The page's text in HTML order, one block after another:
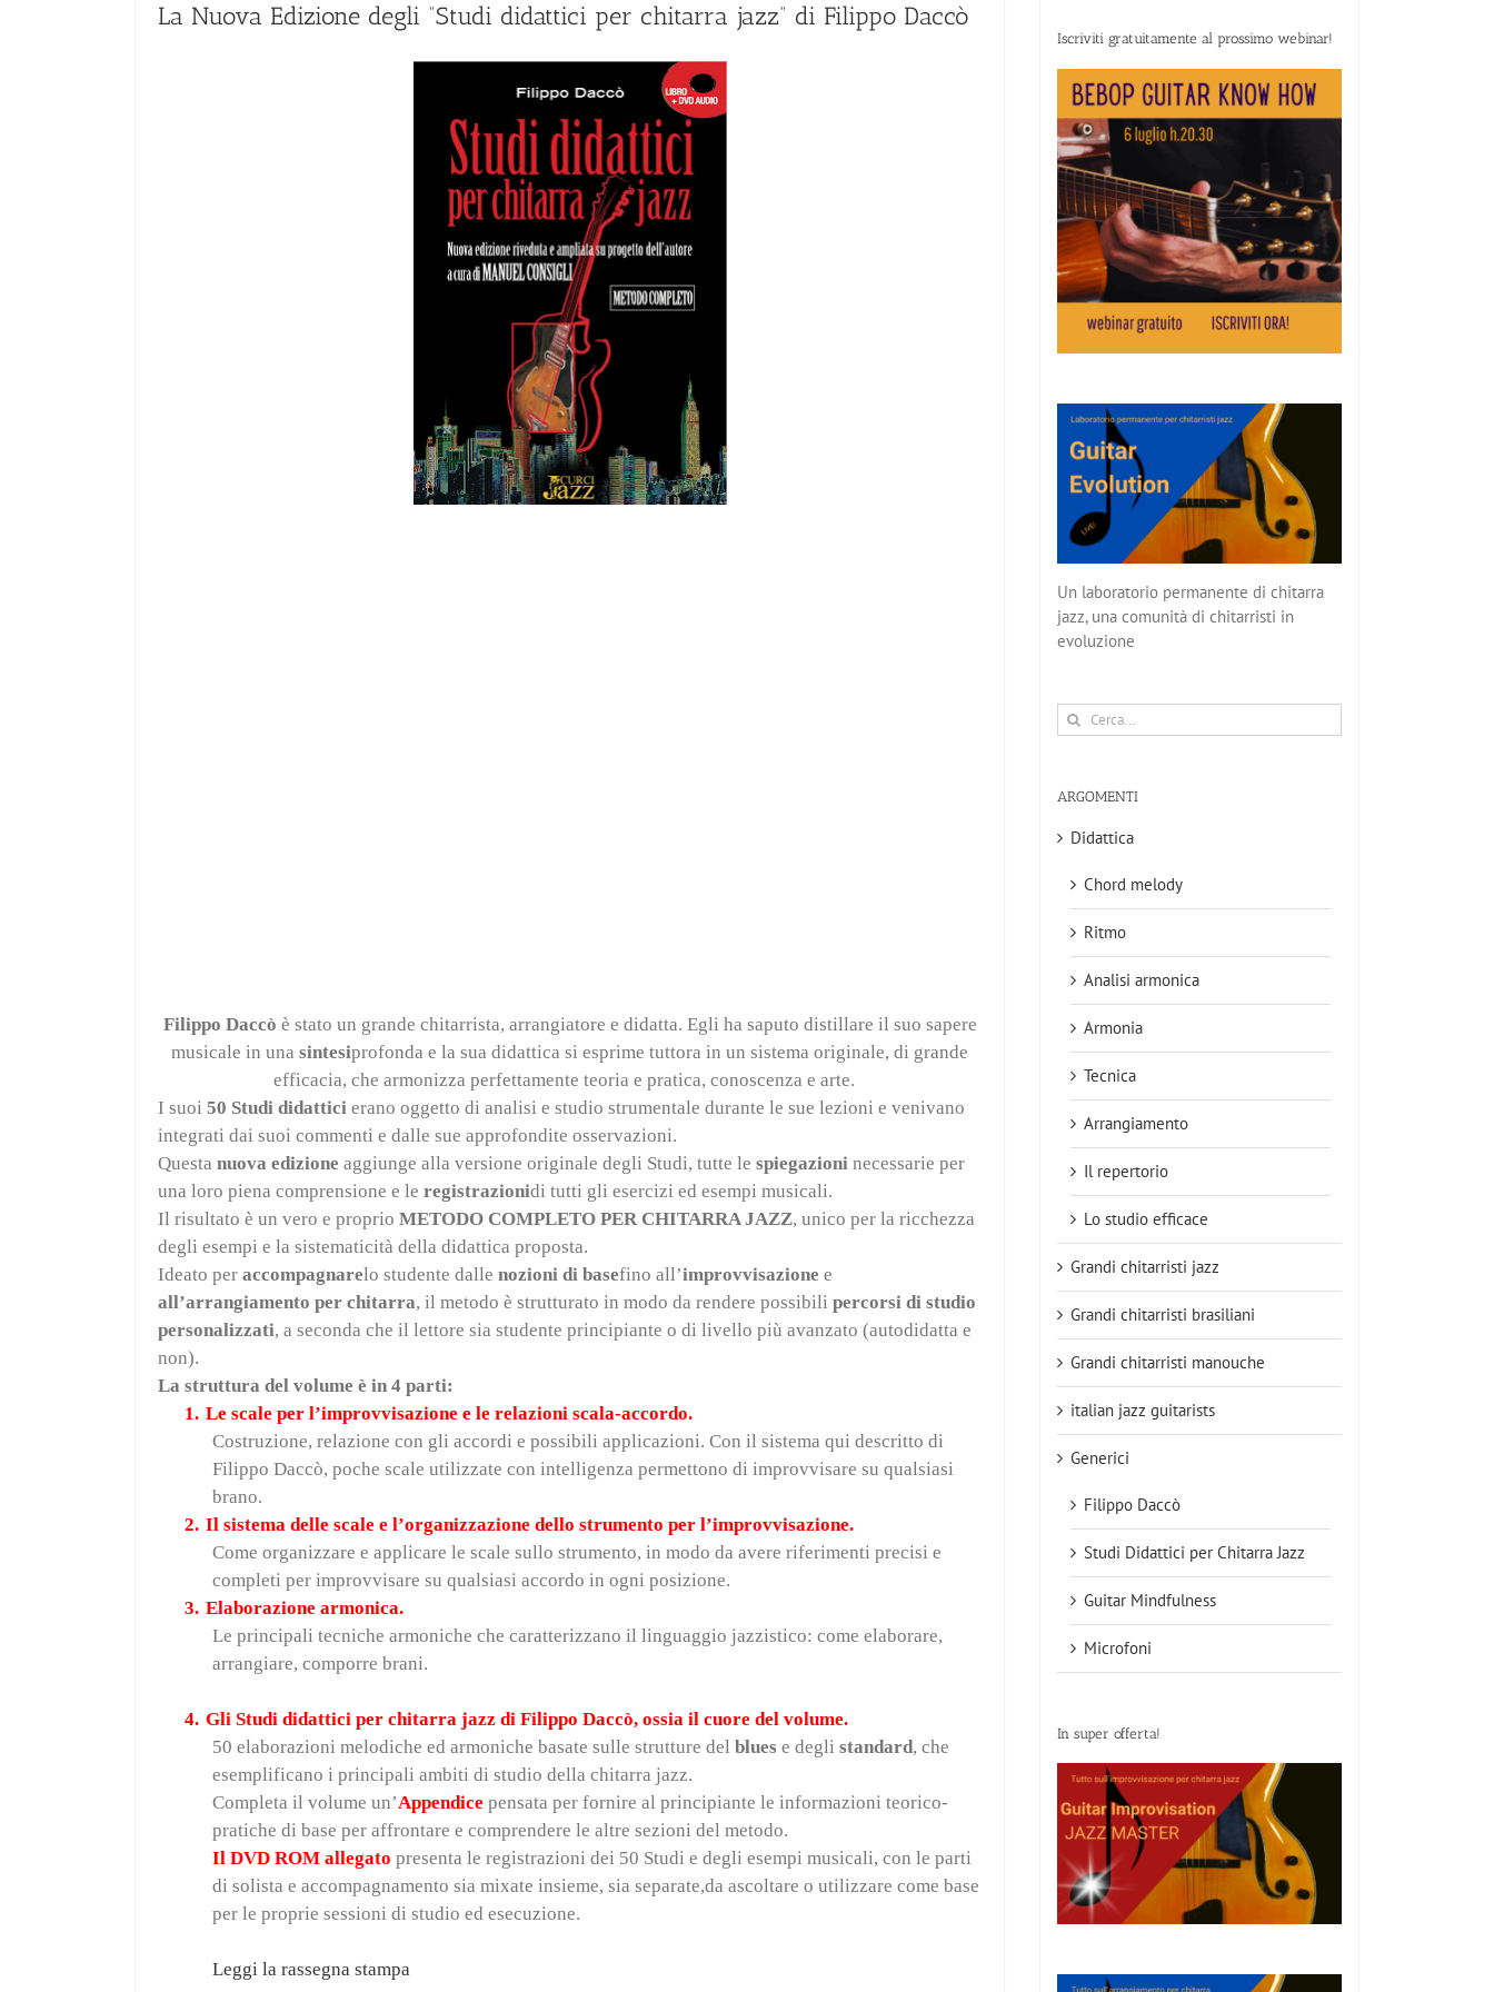
La Nuova Edizione degli “Studi didattici per chitarra jazz” di Filippo Daccò
Filippo Daccò è stato un grande chitarrista, arrangiatore e didatta. Egli ha saputo distillare il suo sapere
musicale in una sintesiprofonda e la sua didattica si esprime tuttora in un sistema originale, di grande
efficacia, che armonizza perfettamente teoria e pratica, conoscenza e arte.
I suoi 50 Studi didattici erano oggetto di analisi e studio strumentale durante le sue lezioni e venivano
integrati dai suoi commenti e dalle sue approfondite osservazioni.
Questa nuova edizione aggiunge alla versione originale degli Studi, tutte le spiegazioni necessarie per
una loro piena comprensione e le registrazionidi tutti gli esercizi ed esempi musicali.
Il risultato è un vero e proprio METODO COMPLETO PER CHITARRA JAZZ, unico per la ricchezza
degli esempi e la sistematicità della didattica proposta.
Ideato per accompagnarelo studente dalle nozioni di basefino all’improvvisazione e
all’arrangiamento per chitarra, il metodo è strutturato in modo da rendere possibili percorsi di studio
personalizzati, a seconda che il lettore sia studente principiante o di livello più avanzato (autodidatta e
non).
La struttura del volume è in 4 parti:
1. Le scale per l’improvvisazione e le relazioni scala-accordo.
Costruzione, relazione con gli accordi e possibili applicazioni. Con il sistema qui descritto di
Filippo Daccò, poche scale utilizzate con intelligenza permettono di improvvisare su qualsiasi
brano.
2. Il sistema delle scale e l’organizzazione dello strumento per l’improvvisazione.
Come organizzare e applicare le scale sullo strumento, in modo da avere riferimenti precisi e
completi per improvvisare su qualsiasi accordo in ogni posizione.
3. Elaborazione armonica.
Le principali tecniche armoniche che caratterizzano il linguaggio jazzistico: come elaborare,
arrangiare, comporre brani.
4. Gli Studi didattici per chitarra jazz di Filippo Daccò, ossia il cuore del volume.
50 elaborazioni melodiche ed armoniche basate sulle strutture delblues e deglistandard, che
esemplificano i principali ambiti di studio della chitarra jazz.
Completa il volume un’Appendice pensata per fornire al principiante le informazioni teorico-
pratiche di base per affrontare e comprendere le altre sezioni del metodo.
Il DVD ROM allegato presenta le registrazioni dei 50 Studi e degli esempi musicali, con le parti
di solista e accompagnamento sia mixate insieme, sia separate,da ascoltare o utilizzare come base
per le proprie sessioni di studio ed esecuzione.
Leggi la rassegna stampa
Iscriviti gratuitamente al prossimo webinar!
Un laboratorio permanente di chitarra
jazz, una comunità di chitarristi in
evoluzione
Cerca
per:
ARGOMENTI
Didattica
Chord melody
Ritmo
Analisi armonica
Armonia
Tecnica
Arrangiamento
Il repertorio
Lo studio efficace
Grandi chitarristi jazz
Grandi chitarristi brasiliani
Grandi chitarristi manouche
italian jazz guitarists
Generici
Filippo Daccò
Studi Didattici per Chitarra Jazz
Guitar Mindfulness
Microfoni
In super offerta!